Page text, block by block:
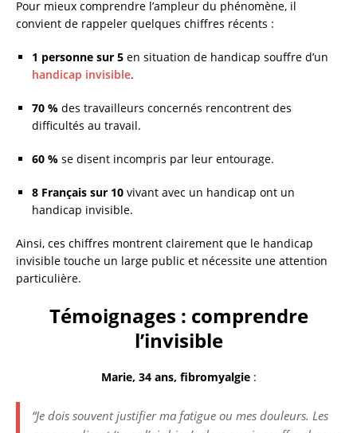
Pour mieux comprendre l’ampleur du phénomène, il
convient de rappeler quelques chiffres récents :
1 personne sur 5 en situation de handicap souffre d’un
handicap invisible.
70 % des travailleurs concernés rencontrent des
difficultés au travail.
60 % se disent incompris par leur entourage.
8 Français sur 10 vivant avec un handicap ont un
handicap invisible.
Ainsi, ces chiffres montrent clairement que le handicap
invisible touche un large public et nécessite une attention
particulière.
Témoignages : comprendre
l’invisible
Marie, 34 ans, fibromyalgie:
“Je dois souvent justifier ma fatigue ou mes douleurs. Les